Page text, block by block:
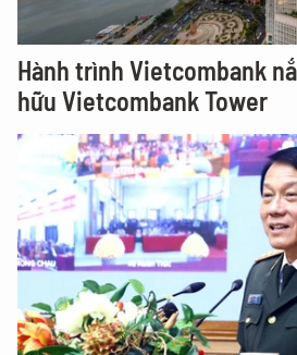
Hành trình Vietcombank
hữu Vietcombank Tower